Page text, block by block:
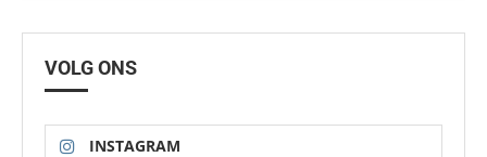
VOLG ONS
INSTAGRAM